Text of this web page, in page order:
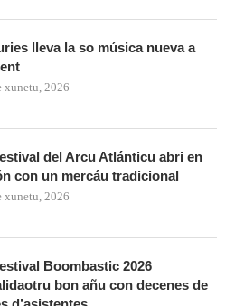
lleva la so música nueva a
xunetu, 2026
del Arcu Atlánticu abri en
con un mercáu tradicional
xunetu, 2026
Boombastic 2026
bon añu con decenes de